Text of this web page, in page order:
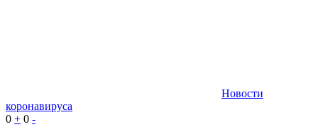
Новости
коронавируса
0 + 0 -